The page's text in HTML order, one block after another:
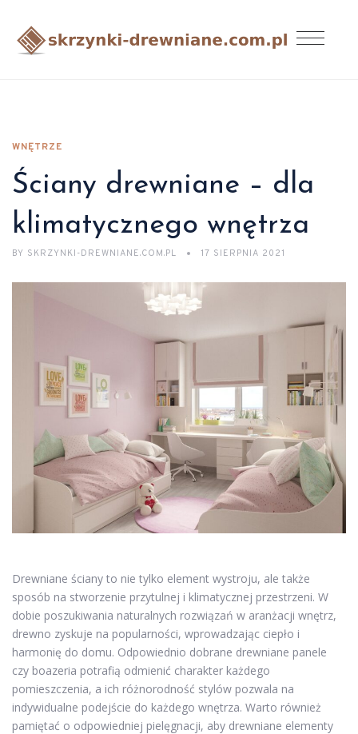
WNĘTRZE
Ściany drewniane – dla
klimatycznego wnętrza
BY SKRZYNKI-DREWNIANE.COM.PL 17 SIERPNIA 2021
Drewniane ściany to nie tylko element wystroju, ale także
sposób na stworzenie przytulnej i klimatycznej przestrzeni. W
dobie poszukiwania naturalnych rozwiązań w aranżacji wnętrz,
drewno zyskuje na popularności, wprowadzając ciepło i
harmonię do domu. Odpowiednio dobrane drewniane panele
czy boazeria potrafią odmienić charakter każdego
pomieszczenia, a ich różnorodność stylów pozwala na
indywidualne podejście do każdego wnętrza. Warto również
pamiętać o odpowiedniej pielęgnacji, aby drewniane elementy